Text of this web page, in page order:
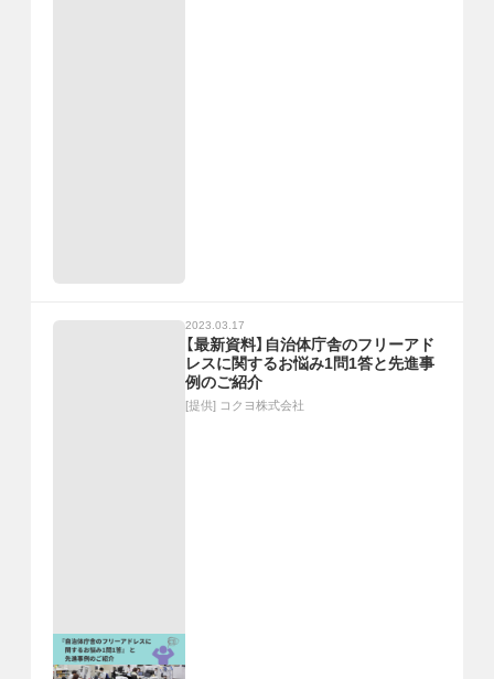
2023.03.17
【最新資料】自治体庁舎のフリーアド
レスに関するお悩み1問1答と先進事
例のご紹介
[提供] コクヨ株式会社